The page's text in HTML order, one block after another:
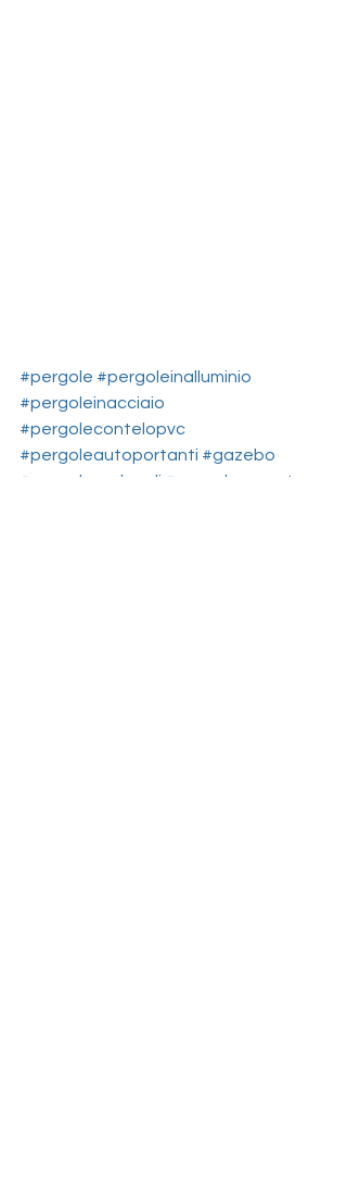
#pergole #pergoleinalluminio
#pergoleinacciaio
#pergolecontelopvc
#pergoleautoportanti #gazebo
#pergoleperlocali #pergoleperauto